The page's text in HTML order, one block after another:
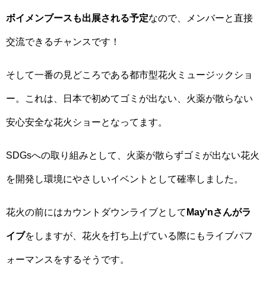
ボイメンブースも出展される予定なので、メンバーと直接
交流できるチャンスです！
そして一番の見どころである都市型花火ミュージックショ
ー。これは、日本で初めてゴミが出ない、火薬が散らない
安心安全な花火ショーとなってます。
SDGsへの取り組みとして、火薬が散らずゴミが出ない花火
を開発し環境にやさしいイベントとして確率しました。
花火の前にはカウントダウンライブとして May'nさんがラ
イブをしますが、花火を打ち上げている際にもライブパフ
ォーマンスをするそうです。